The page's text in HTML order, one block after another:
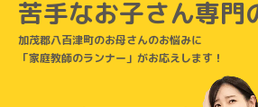
苦手なお子さん専門
加茂郡八百津町のお母さんのお悩みに
「家庭教師のランナー」がお応えします！